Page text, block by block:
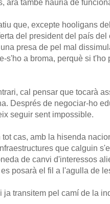
ara també hauria de
que, excepte hooligans
del president del país del
presa de pel mal
s'ho a broma, perquè si
cal pensar que tocarà
Després de negociar-ho
seguir sent impossible.
cas, amb la hisenda
que calguin
de canvi d'interessos
posarà el fil a l'agulla de
ja transitem pel camí de la